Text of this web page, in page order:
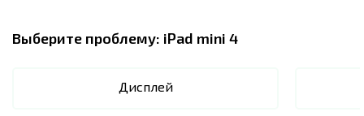
Выберите проблему: iPad mini 4
Дисплей